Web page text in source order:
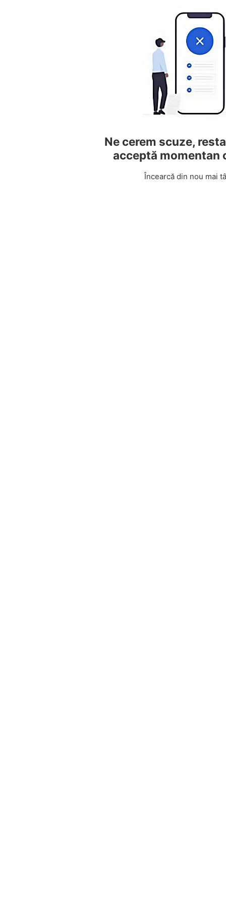
Ne cerem scuze,
acceptă momentan
Încearcă din nou mai